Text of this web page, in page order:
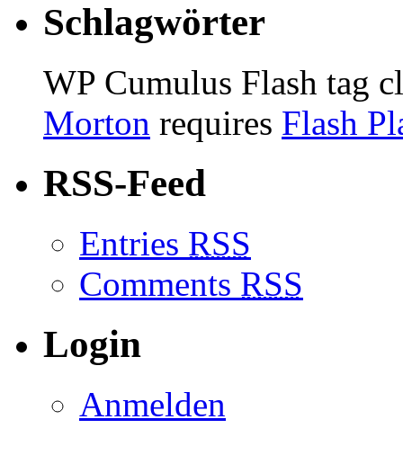
Schlagwörter
WP Cumulus Flash tag
Morton requires Flash
RSS-Feed
Entries RSS
Comments RSS
Login
Anmelden